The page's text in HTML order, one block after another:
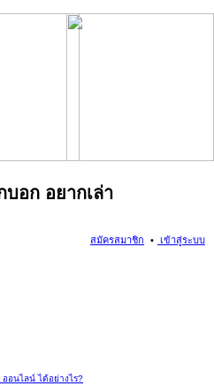
บอก อยากเล่า
เข้าสู่ระบบ
สมัครสมาชิก
อนไลน์ ได้อย่างไร?